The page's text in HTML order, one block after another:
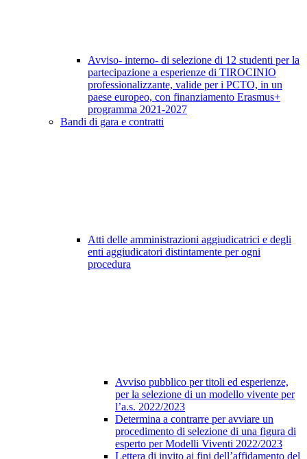
Avviso- interno- di selezione di 12 studenti per la
partecipazione a esperienze di TIROCINIO
professionalizzante, valide per i PCTO, in un
paese europeo, con finanziamento Erasmus+
programma 2021-2027
Bandi di gara e contratti
Atti delle amministrazioni aggiudicatrici e degli
enti aggiudicatori distintamente per ogni
procedura
Avviso pubblico per titoli ed esperienze,
per la selezione di un modello vivente per
l’a.s. 2022/2023
Determina a contrarre per avviare un
procedimento di selezione di una figura di
esperto per Modelli Viventi 2022/2023
Lettera di invito ai fini dell’affidamento del